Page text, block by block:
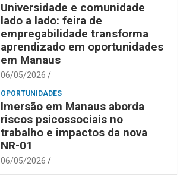
Universidade e comunidade
lado a lado: feira de
empregabilidade transforma
aprendizado em oportunidades
em Manaus
06/05/2026
OPORTUNIDADES
Imersão em Manaus aborda
riscos psicossociais no
trabalho e impactos da nova
NR-01
06/05/2026